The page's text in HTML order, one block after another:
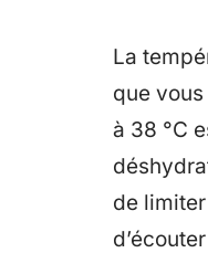
La
que
à 38 °C
de